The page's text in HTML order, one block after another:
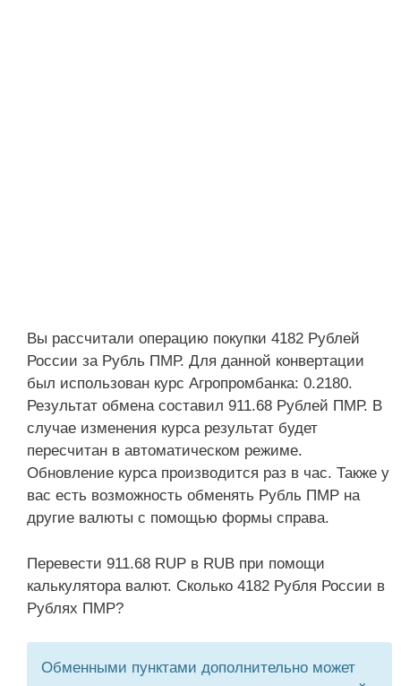
Вы рассчитали операцию покупки 4182 Рублей
России за Рубль ПМР. Для данной конвертации
был использован курс Агропромбанка: 0.2180.
Результат обмена составил 911.68 Рублей ПМР. В
случае изменения курса результат будет
пересчитан в автоматическом режиме.
Обновление курса производится раз в час. Также у
вас есть возможность обменять Рубль ПМР на
другие валюты с помощью формы справа.
Перевести 911.68 RUP в RUB при помощи
калькулятора валют. Сколько 4182 Рубля России в
Рублях ПМР?
Обменными пунктами дополнительно может